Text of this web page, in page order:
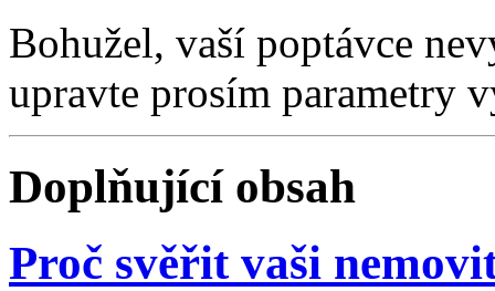
Bohužel, vaší poptávce
upravte prosím parametry
Doplňující obsah
Proč svěřit vaši